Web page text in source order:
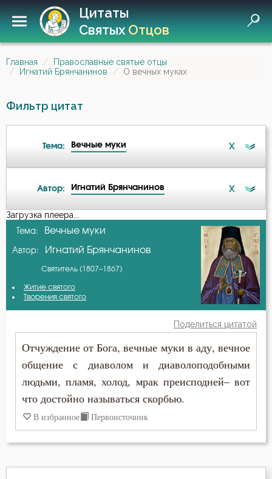
Цитаты
СвятыхОтцов
Главная
Православные святые отцы
Игнатий Брянчанинов
О вечных муках
Фильтр цитат
Тема: Вечные муки X
Ад
Антихрист
Атеизм
Безмолвие
Бесстрастие
Бесы
Автор: Игнатий Брянчанинов X
А-я
Аврелий Августин
Амвросий Оптинский (Гренков)
Антоний Великий
Афанасий Великий
Варсонофий Оптинский (Плиханков)
Василий Великий
Григорий Богослов
Загрузка плеера...
Тема: Вечные муки
Автор: Игнатий Брянчанинов
Святитель (1807–1867)
Житие святого
Творения святого
Поделиться цитатой
Отчуждение от Бога, вечные муки в аду, вечное
общение с диаволом и диаволоподобными
людьми, пламя, холод, мрак преисподней– вот
что достойно называться скорбью.
В избранное Первоисточник